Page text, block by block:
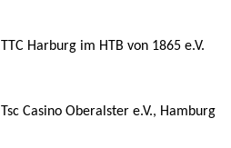
TTC Harburg im HTB von 1865 e.V.
Tsc Casino Oberalster e.V., Hamburg